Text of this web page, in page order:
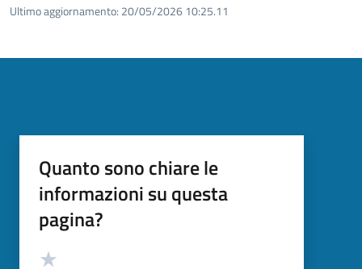
Ultimo aggiornamento: 20/05/2026 10:25.11
Quanto sono chiare le
informazioni su questa
pagina?
Valutazione